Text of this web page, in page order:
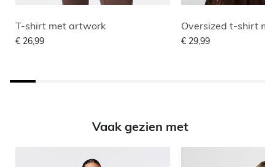
T-shirt met artwork
€ 26,99
Oversized t-shirt
€ 29,99
Vaak gezien met